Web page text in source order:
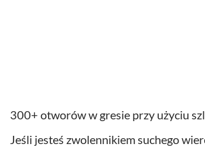
300+ otworów w gresie przy użyciu
Jeśli jesteś zwolennikiem suchego